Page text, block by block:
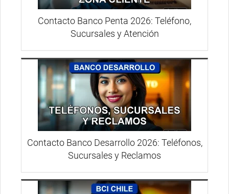
Contacto Banco Penta 2026: Teléfono,
Sucursales y Atención
Contacto Banco Desarrollo 2026: Teléfonos,
Sucursales y Reclamos